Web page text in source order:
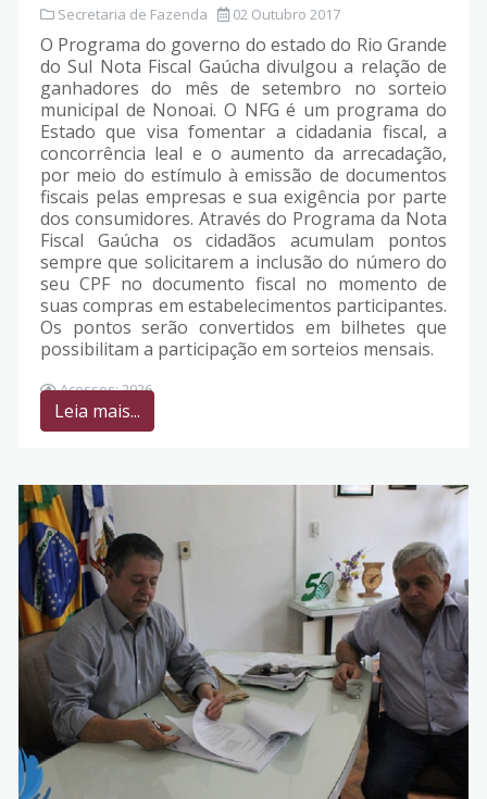
Secretaria de Fazenda 02 Outubro 2017
O Programa do governo do estado do Rio Grande
do Sul Nota Fiscal Gaúcha divulgou a relação de
ganhadores do mês de setembro no sorteio
municipal de Nonoai. O NFG é um programa do
Estado que visa fomentar a cidadania fiscal, a
concorrência leal e o aumento da arrecadação,
por meio do estímulo à emissão de documentos
fiscais pelas empresas e sua exigência por parte
dos consumidores. Através do Programa da Nota
Fiscal Gaúcha os cidadãos acumulam pontos
sempre que solicitarem a inclusão do número do
seu CPF no documento fiscal no momento de
suas compras em estabelecimentos participantes.
Os pontos serão convertidos em bilhetes que
possibilitam a participação em sorteios mensais.
Acessos: 2926
Leia mais...